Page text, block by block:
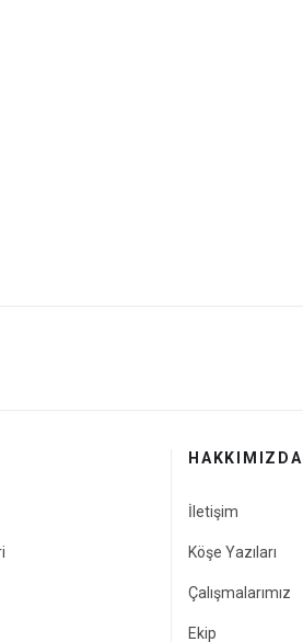
HAKKIMIZDA
İletişim
Köşe Yazıları
Çalışmalarımız
Ekip